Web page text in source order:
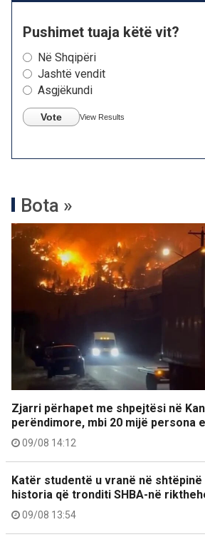
Pushimet tuaja këtë vit?
Në Shqipëri
Jashtë vendit
Asgjëkundi
Vote View Results
Bota »
Zjarri përhapet me shpejtësi në
perëndimore, mbi 20 mijë persona
09/08 14:12
Katër studentë u vranë në shtëpinë
historia që tronditi SHBA-në
09/08 13:54